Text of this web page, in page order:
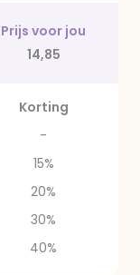
Prijs voor jou
14,85
Korting
-
15%
20%
30%
40%